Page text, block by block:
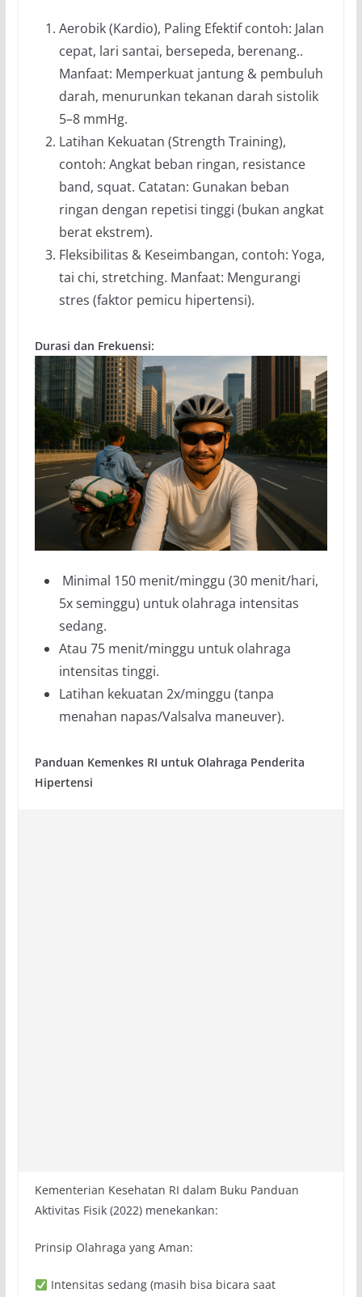
Aerobik (Kardio), Paling Efektif contoh: Jalan
cepat, lari santai, bersepeda, berenang..
Manfaat: Memperkuat jantung & pembuluh
darah, menurunkan tekanan darah sistolik
5–8 mmHg.
Latihan Kekuatan (Strength Training),
contoh: Angkat beban ringan, resistance
band, squat. Catatan: Gunakan beban
ringan dengan repetisi tinggi (bukan angkat
berat ekstrem).
Fleksibilitas & Keseimbangan, contoh: Yoga,
tai chi, stretching. Manfaat: Mengurangi
stres (faktor pemicu hipertensi).
Durasi dan Frekuensi:
Minimal 150 menit/minggu (30 menit/hari,
5x seminggu) untuk olahraga intensitas
sedang.
Atau 75 menit/minggu untuk olahraga
intensitas tinggi.
Latihan kekuatan 2x/minggu (tanpa
menahan napas/Valsalva maneuver).
Panduan Kemenkes RI untuk Olahraga Penderita
Hipertensi
Kementerian Kesehatan RI dalam Buku Panduan
Aktivitas Fisik (2022) menekankan:
Prinsip Olahraga yang Aman:
Intensitas sedang (masih bisa bicara saat